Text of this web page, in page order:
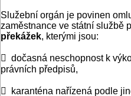
Služební orgán je povinen
zaměstnance ve státní službě
překážek, kterými jsou:
 dočasná neschopnost k
právních předpisů,
 karanténa nařízená podle